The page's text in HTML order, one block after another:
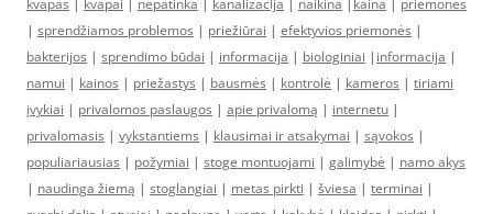
kvapas | kvapai | nepatinka | kanalizacija | naikina | kaina | priemonės
| sprendžiamos problemos | priežiūrai | efektyvios priemonės |
bakterijos | sprendimo būdai | informacija | biologiniai | informacija |
namui | kainos | priežastys | bausmės | kontrolė | kameros | tiriami
įvykiai | privalomos paslaugos | apie privalomą | internetu |
privalomasis | vykstantiems | klausimai ir atsakymai | sąvokos |
populiariausias | požymiai | stoge montuojami | galimybė | namo akys
| naudinga žiemą | stoglangiai | metas pirkti | šviesa | terminai |